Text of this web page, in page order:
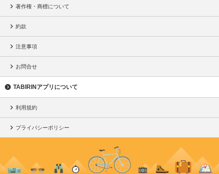
著作権・商標について
約款
注意事項
お問合せ
TABIRINアプリについて
利用規約
プライバシーポリシー